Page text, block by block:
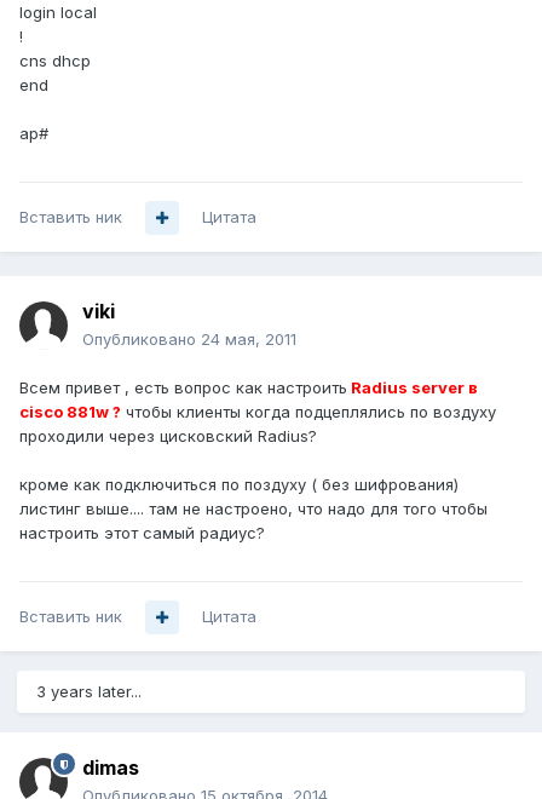
login local
!
cns dhcp
end
ap#
Вставить ник Цитата
viki
Опубликовано 24 мая, 2011
Всем привет , есть вопрос как настроить Radius server в
cisco 881w ? чтобы клиенты когда подцеплялись по воздуху
проходили через цисковский Radius?
кроме как подключиться по поздуху ( без шифрования)
листинг выше.... там не настроено, что надо для того чтобы
настроить этот самый радиус?
Вставить ник Цитата
3 years later...
dimas